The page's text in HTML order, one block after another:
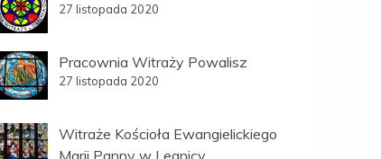
27 listopada 2020
Pracownia Witraży Powalisz
27 listopada 2020
Witraże Kościoła Ewangielickiego
Marii Panny w Legnicy